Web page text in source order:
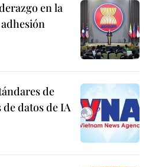
en la
adhesión
de
datos de IA